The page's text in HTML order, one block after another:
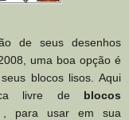
de seus desenhos
uma boa opção é
blocos lisos. Aqui
livre de blocos
, para usar em sua